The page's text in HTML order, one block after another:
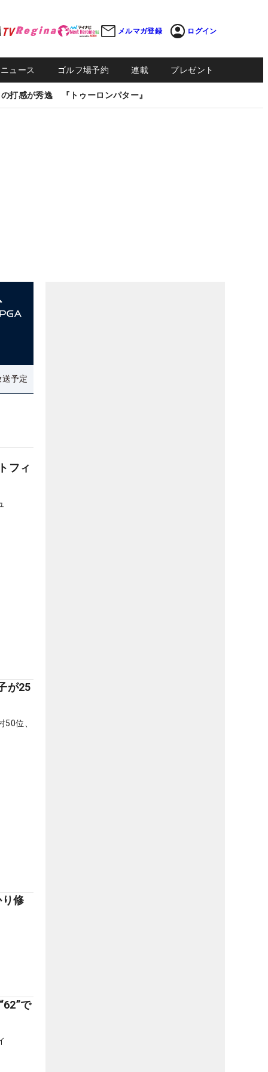
メルマガ登録 ログイン
ュース ゴルフ場予約 連載 プレゼント
打感が秀逸 『トゥーロンパター』
予定
フィ
が25
位、
修
で